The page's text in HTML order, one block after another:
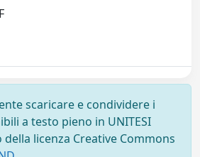
scaricare e condividere i
a testo pieno in UNITESI
licenza Creative Commons